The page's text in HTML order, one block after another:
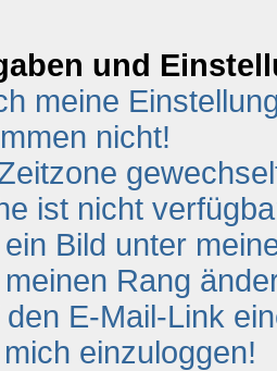
und
meine
nicht!
ist nicht
Bild unter
Rang
E-Mail-Link
einzuloggen!